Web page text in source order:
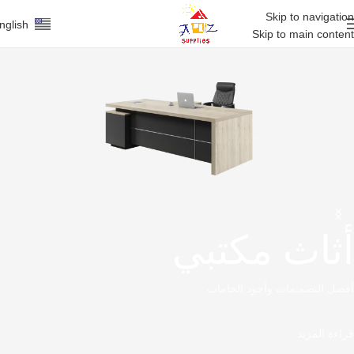
Skip to navigation
Skip to main content